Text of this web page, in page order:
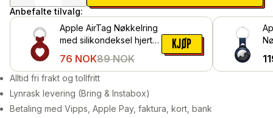
Anbefalte tilvalg:
Apple AirTag Nøkkelring
med silikondeksel hjerte,
76 NOK89 NOK
KJØP
Alltid fri frakt og tollfritt
Lynrask levering (Bring & Instabox)
Betaling med Vipps, Apple Pay, faktura, kort, bank